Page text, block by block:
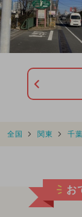
全国 関東 千
お